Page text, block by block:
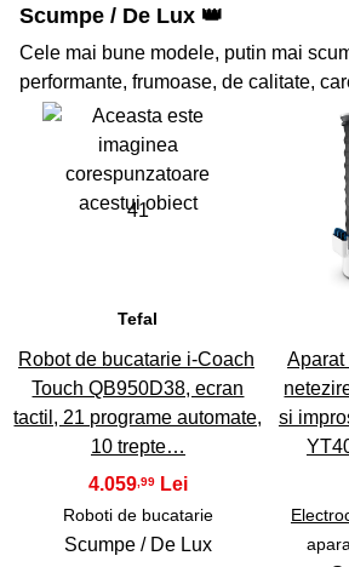
Scumpe / De Lux 👑
Cele mai bune modele, putin mai
performante, frumoase, de calitate,
41
Tefal
Robot de bucatarie i-Coach
Touch QB950D38, ecran
tactil, 21 programe automate,
10 trepte…
4.059,99
Roboti de bucatarie
Scumpe / De Lux
Aparat
si